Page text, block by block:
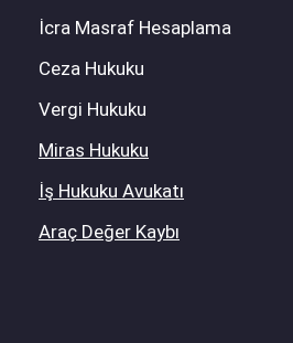
İcra Masraf Hesaplama
Ceza Hukuku
Vergi Hukuku
Miras Hukuku
İş Hukuku Avukatı
Araç Değer Kaybı